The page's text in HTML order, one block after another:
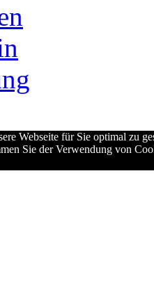
Webseite für Sie optimal zu
Sie der Verwendung von